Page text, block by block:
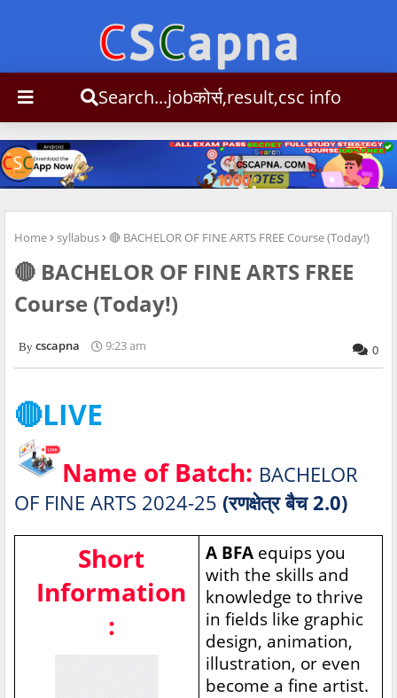
Search...jobकोर्स,result,csc
Home syllabus 🔴 BACHELOR OF FINE ARTS FREE Course (Today!)
🔴 BACHELOR OF FINE ARTS FREE
Course (Today!)
cscapna 9:23 am 0
🔴LIVE
Name of Batch: BACHELOR
OF FINE ARTS 2024-25 (रणक्षेत्र बैच 2.0)
Short
Information
:
A BFA equips you
with the skills and
knowledge to thrive
in fields like graphic
design, animation,
illustration, or even
become a fine artist.